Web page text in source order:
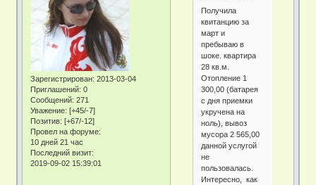
Зарегистрирован: 2013-03-04
Приглашений: 0
Сообщений: 271
Уважение: [+45/-7]
Позитив: [+67/-12]
Провел на форуме:
10 дней 21 час
Последний визит:
2019-09-02 15:39:01
Получила
квитанцию за
март и
пребываю в
шоке. квартира
28 кв.м.
Отопление 1
300,00 (батарея
с дня приемки
укручена на
ноль), вывоз
мусора 2 565,00
данной услугой
не
пользовалась.
Интересно, как